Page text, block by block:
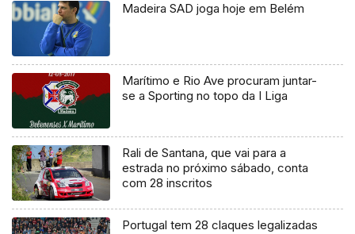
Madeira SAD joga hoje em Belém
Marítimo e Rio Ave procuram juntar-
se a Sporting no topo da I Liga
Rali de Santana, que vai para a
estrada no próximo sábado, conta
com 28 inscritos
Portugal tem 28 claques legalizadas